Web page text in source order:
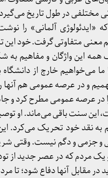
مختلفی در طول تاریخ
آلمانی» را
معنی متفاوتی گرفت. خود
همه این واژگان و مفاهیم
می‌خواهیم خارج از
و در عرصه عمومی هم آنها
عرصه عمومی مطرح کرد و
این سنت باقی می‌ماند. او
به نقد خود تحریک می‌کرد.
و جزمی و دگم نیست. وقتی
مردم که در عصر جدید از
در مقابل آنها دفاع شود؛ تا